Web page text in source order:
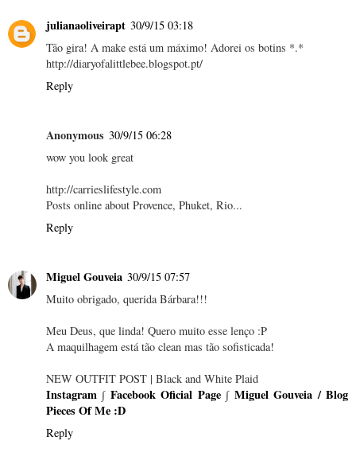
julianaoliveirapt 30/9/15 03:18
Tão gira! A make está um máximo! Adorei os botins *.*
http://diaryofalittlebee.blogspot.pt/
Reply
Anonymous 30/9/15 06:28
wow you look great
http://carrieslifestyle.com
Posts online about Provence, Phuket, Rio...
Reply
Miguel Gouveia 30/9/15 07:57
Muito obrigado, querida Bárbara!!!
Meu Deus, que linda! Quero muito esse lenço :P
A maquilhagem está tão clean mas tão sofisticada!
NEW OUTFIT POST | Black and White Plaid
Instagram ∫ Facebook Oficial Page∫ Miguel Gouveia / Blog
Pieces Of Me :D
Reply